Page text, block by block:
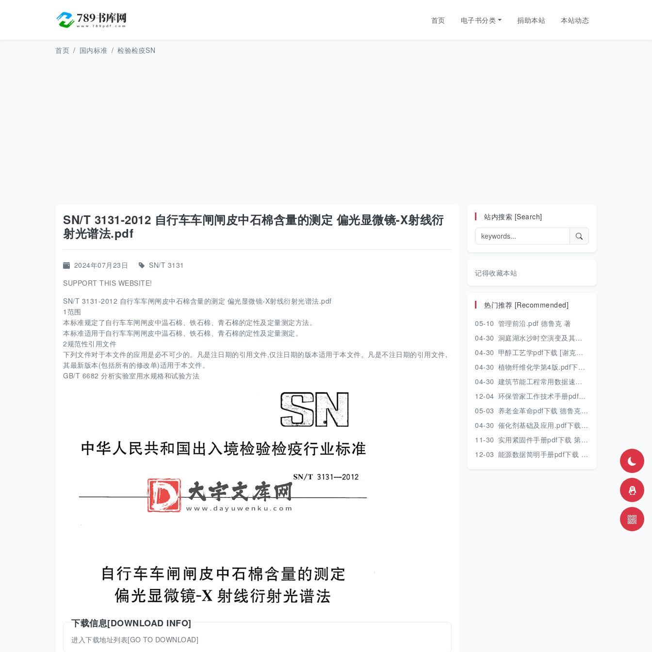
首页 电子书分类 捐助本站 本站动态
首页 国内标准 检验检疫SN
SN/T 3131-2012 自行车车闸闸皮中石棉含量的测定 偏光显微镜-X射线衍
射光谱法.pdf
2024年07月23日
SN/T 3131
SUPPORT THIS WEBSITE!
SN/T 3131-2012 自行车车闸闸皮中石棉含量的测定 偏光显微镜-X射线衍射光谱法.pdf
1范围
本标准规定了自行车车闸闸皮中温石棉、铁石棉、青石棉的定性及定量测定方法。
本标准适用于自行车车闸闸皮中温石棉、铁石棉、青石棉的定性及定量测定。
2规范性引用文件
下列文件对于本文件的应用是必不可少的。凡是注日期的引用文件,仅注日期的版本适用于本文件。凡是不注日期的引用文件,
其最新版本(包括所有的修改单)适用于本文件。
GB/T 6682 分析实验室用水规格和试验方法
下载信息[DOWNLOAD INFO]
进入下载地址列表[GO TO DOWNLOAD]
站内搜索 [Search]
记得收藏本站
热门推荐 [Recommended]
05-10 管理前沿.pdf 德鲁克 著
04-30 洞庭湖水沙时空演变及其对水资源安全的影响研究.pdf 胡光伟 著 2017年版
04-30 甲醇工艺学pdf下载 [谢克昌 房鼎业主编] 2010年版
04-30 植物纤维化学第4版.pdf下载 [裴继诚主编] 2012年版
04-30 建筑节能工程常用数据速查手册.pdf下载 [陈慢勤著] 2010年版
12-04 环保管家工作技术手册pdf下载 2019年版
05-03 养老金革命pdf下载 德鲁克 著
04-30 催化剂基础及应用.pdf下载 [季生福 张谦温 赵彬侠编] 2011年版
11-30 实用紧固件手册pdf下载 第三版 2018年版
12-03 能源数据简明手册pdf下载 2017版